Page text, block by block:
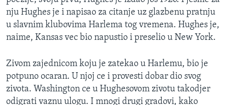
nju Hughes je i napisao za citanje uz glazbenu pratnju
u slavnim klubovima Harlema tog vremena. Hughes je,
naime, Kansas vec bio napustio i preselio u New York.
Zivom zajednicom koju je zatekao u Harlemu, bio je
potpuno ocaran. U njoj ce i provesti dobar dio svog
zivota. Washington ce u Hughesovom zivotu takodjer
odigrati vaznu ulogu. I mnogi drugi gradovi, kako